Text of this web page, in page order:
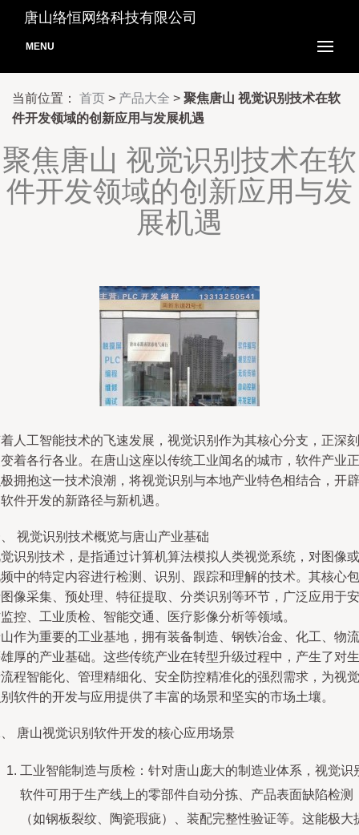
唐山络恒网络科技有限公司
MENU
当前位置： 首页 > 产品大全 > 聚焦唐山 视觉识别技术在软
件开发领域的创新应用与发展机遇
聚焦唐山 视觉识别技术在软
件开发领域的创新应用与发
展机遇
人工智能技术的飞速发展，视觉识别作为其核心分支，正深刻
着各行各业。在唐山这座以传统工业闻名的城市，软件产业正
拥抱这一技术浪潮，将视觉识别与本地产业特色相结合，开辟
件开发的新路径与新机遇。
视觉识别技术概览与唐山产业基础
识别技术，是指通过计算机算法模拟人类视觉系统，对图像或
中的特定内容进行检测、识别、跟踪和理解的技术。其核心包
像采集、预处理、特征提取、分类识别等环节，广泛应用于安
控、工业质检、智能交通、医疗影像分析等领域。
作为重要的工业基地，拥有装备制造、钢铁冶金、化工、物流
厚的产业基础。这些传统产业在转型升级过程中，产生了对生
程智能化、管理精细化、安全防控精准化的强烈需求，为视觉
软件的开发与应用提供了丰富的场景和坚实的市场土壤。
唐山视觉识别软件开发的核心应用场景
工业智能制造与质检：针对唐山庞大的制造业体系，视觉识
软件可用于生产线上的零部件自动分拣、产品表面缺陷检测
（如钢板裂纹、陶瓷瑕疵）、装配完整性验证等。这能极大